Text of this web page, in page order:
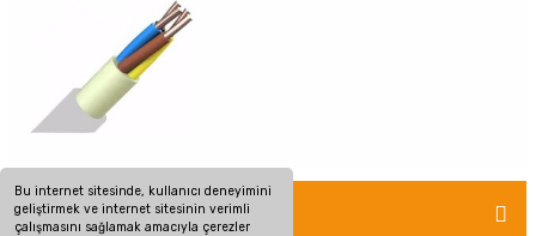
Bu internet sitesinde, kullanıcı deneyimini
geliştirmek ve internet sitesinin verimli
çalışmasını sağlamak amacıyla çerezler
MÜŞTERİ YORUMLARI